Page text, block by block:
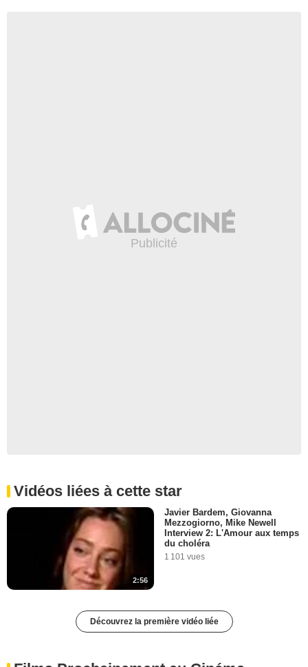
Vidéos liées à cette star
2:56
Javier Bardem, Giovanna
Mezzogiorno, Mike Newell
Interview 2: L'Amour aux temps
du choléra
1 101 vues
Découvrez la première vidéo liée